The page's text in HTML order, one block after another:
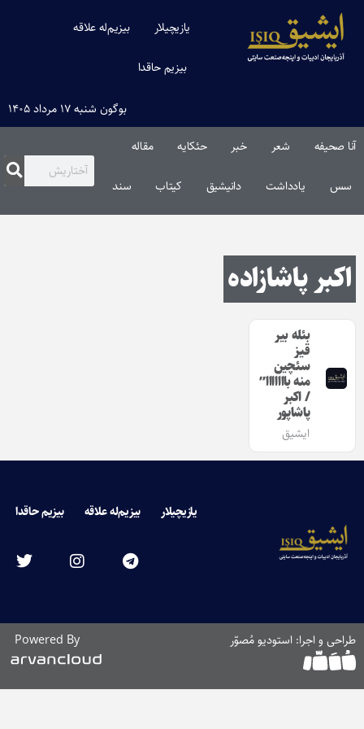
یازیچیلار بیزیم‌له علاقه
بیزیم حاقدا
بوگون شنبه ۱۷ مرداد ۱۴۰۵
آنا صحیفه شعر خبر حئکایه مقاله‌
سس یادداشت دانیشیق کیتاب سند
اکبر پاشازاده
بئله بیر
قیز
سئچین
منه بااااااا”
/ اکبر
پاشاپور
ایشیق
یازیچیلار بیزیم‌له علاقه بیزیم حاقدا
طراحی و اجرا: استودیو مُصوّر Powered By